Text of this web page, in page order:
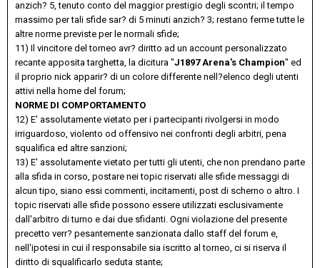
anzich? 5, tenuto conto del maggior prestigio degli scontri; il tempo
massimo per tali sfide sar? di 5 minuti anzich? 3; restano ferme tutte le
altre norme previste per le normali sfide;
11) Il vincitore del torneo avr? diritto ad un account personalizzato
recante apposita targhetta, la dicitura "J1897 Arena's Champion" ed
il proprio nick apparir? di un colore differente nell?elenco degli utenti
attivi nella home del forum;
NORME DI COMPORTAMENTO
12) E' assolutamente vietato per i partecipanti rivolgersi in modo
irriguardoso, violento od offensivo nei confronti degli arbitri, pena
squalifica ed altre sanzioni;
13) E' assolutamente vietato per tutti gli utenti, che non prendano parte
alla sfida in corso, postare nei topic riservati alle sfide messaggi di
alcun tipo, siano essi commenti, incitamenti, post di scherno o altro. I
topic riservati alle sfide possono essere utilizzati esclusivamente
dall'arbitro di turno e dai due sfidanti. Ogni violazione del presente
precetto verr? pesantemente sanzionata dallo staff del forum e,
nell'ipotesi in cui il responsabile sia iscritto al torneo, ci si riserva il
diritto di squalificarlo seduta stante;